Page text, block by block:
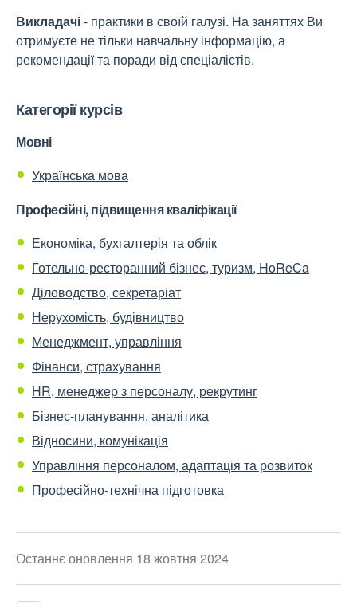
Викладачі- практики в своїй галузі. На заняттях Ви
отримуєте не тільки навчальну інформацію, а
рекомендації та поради від спеціалістів.
Категорії курсів
Мовні
Українська мова
Професійні, підвищення кваліфікації
Економіка, бухгалтерія та облік
Готельно-ресторанний бізнес, туризм, HoReCa
Діловодство, секретаріат
Нерухомість, будівництво
Менеджмент, управління
Фінанси, страхування
HR, менеджер з персоналу, рекрутинг
Бізнес-планування, аналітика
Відносини, комунікація
Управління персоналом, адаптація та розвиток
Професійно-технічна підготовка
Останнє оновлення 18 жовтня 2024